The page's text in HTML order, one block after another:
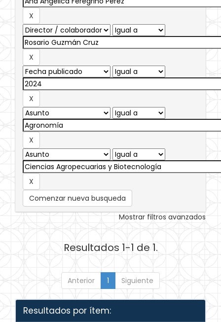
Comenzar nueva busqueda
Mostrar filtros avanzados
Resultados 1-1 de 1.
Anterior 1 Siguiente
Resultados por ítem: